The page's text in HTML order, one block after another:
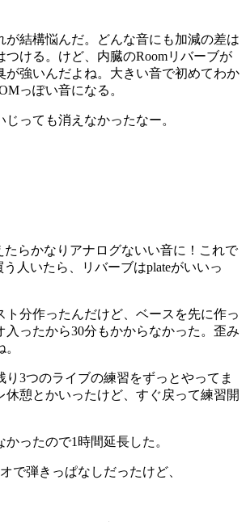
が結構悩んだ。どんな音にも加減の差は
つける。けど、内臓のRoomリバーブが
が強いんだよね。大きい音で初めてわか
っぽい音になる。
っても消えなかったなー。
たらかなりアナログないい音に！これで
人いたら、リバーブはplateがいいっ
ト分作ったんだけど、ベースを先に作っ
入ったから30分もかからなかった。歪み
り3つのライブの練習をずっとやってま
休憩とかいったけど、すぐ戻って練習開
ったので1時間延長した。
で弾きっぱなしだったけど、